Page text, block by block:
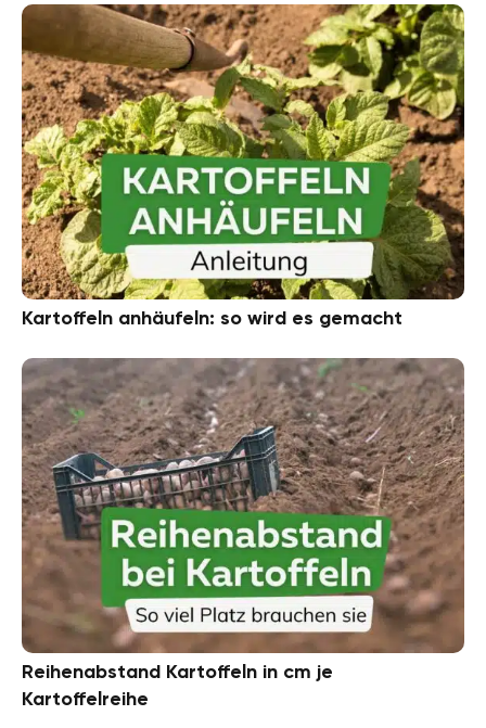
Kartoffeln anhäufeln: so wird es gemacht
Reihenabstand Kartoffeln in cm je
Kartoffelreihe